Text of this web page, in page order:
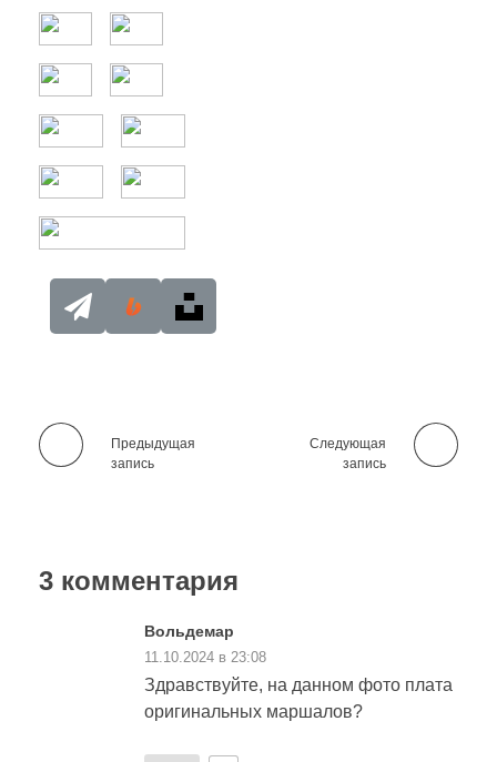
Предыдущая
запись
Следующая
запись
3 комментария
Вольдемар
11.10.2024 в 23:08
Здравствуйте, на данном фото плата
оригинальных маршалов?